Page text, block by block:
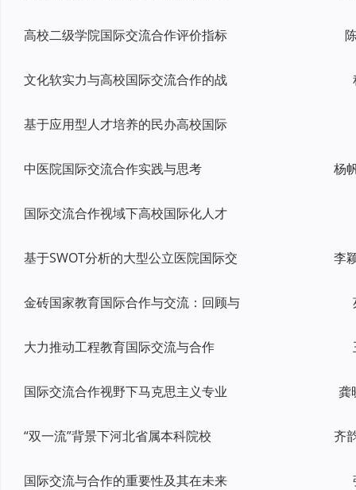
高校二级学院国际交流合作评价指标
文化软实力与高校国际交流合作的战
基于应用型人才培养的民办高校国际
中医院国际交流合作实践与思考
国际交流合作视域下高校国际化人才
基于SWOT分析的大型公立医院国际交
金砖国家教育国际合作与交流：回顾与
大力推动工程教育国际交流与合作
国际交流合作视野下马克思主义专业 龚
“双一流”背景下河北省属本科院校
国际交流与合作的重要性及其在未来